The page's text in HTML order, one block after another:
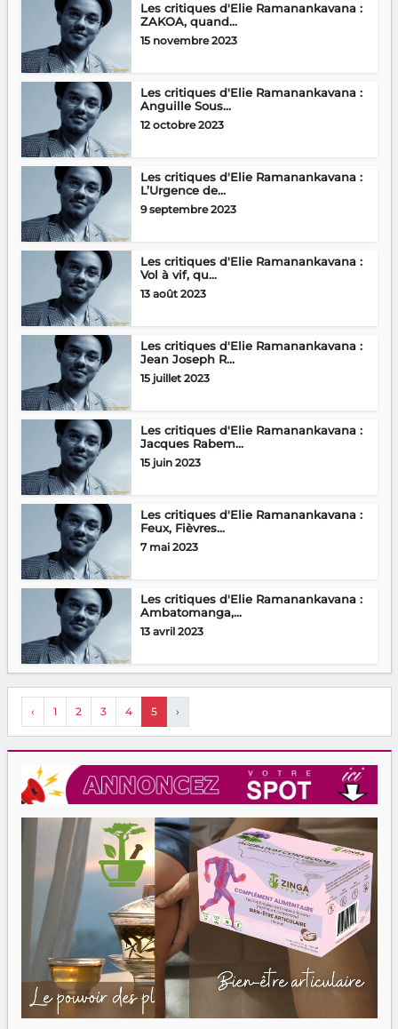
Les critiques d'Elie Ramanankavana :
ZAKOA, quand...
15 novembre 2023
Les critiques d'Elie Ramanankavana :
Anguille Sous...
12 octobre 2023
Les critiques d'Elie Ramanankavana :
L’Urgence de...
9 septembre 2023
Les critiques d'Elie Ramanankavana :
Vol à vif, qu...
13 août 2023
Les critiques d'Elie Ramanankavana :
Jean Joseph R...
15 juillet 2023
Les critiques d'Elie Ramanankavana :
Jacques Rabem...
15 juin 2023
Les critiques d'Elie Ramanankavana :
Feux, Fièvres...
7 mai 2023
Les critiques d'Elie Ramanankavana :
Ambatomanga,...
13 avril 2023
‹ 1 2 3 4 5 ›